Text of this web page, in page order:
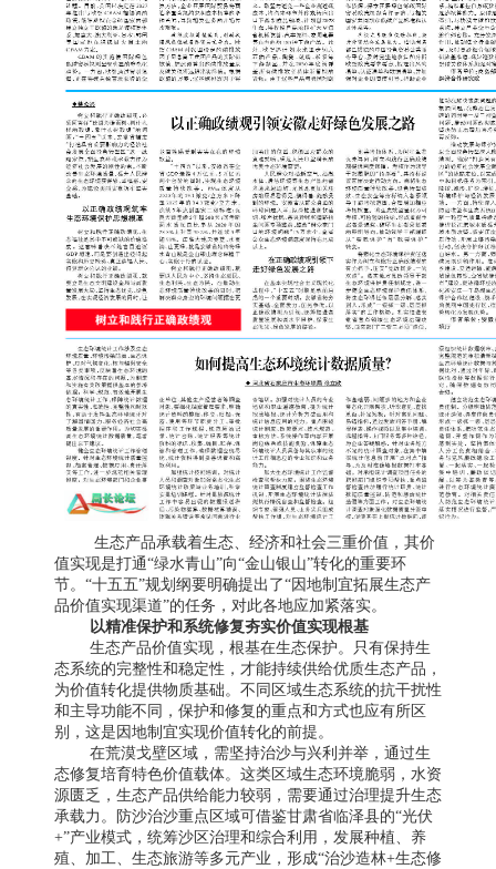
生态产品承载着生态、经济和社会三重价值，其价
值实现是打通“绿水青山”向“金山银山”转化的重要环
节。“十五五”规划纲要明确提出了“因地制宜拓展生态产
品价值实现渠道”的任务，对此各地应加紧落实。
以精准保护和系统修复夯实价值实现根基
生态产品价值实现，根基在生态保护。只有保持生
态系统的完整性和稳定性，才能持续供给优质生态产品，
为价值转化提供物质基础。不同区域生态系统的抗干扰性
和主导功能不同，保护和修复的重点和方式也应有所区
别，这是因地制宜实现价值转化的前提。
在荒漠戈壁区域，需坚持治沙与兴利并举，通过生
态修复培育特色价值载体。这类区域生态环境脆弱，水资
源匮乏，生态产品供给能力较弱，需要通过治理提升生态
承载力。防沙治沙重点区域可借鉴甘肃省临泽县的“光伏
+”产业模式，统筹沙区治理和综合利用，发展种植、养
殖、加工、生态旅游等多元产业，形成“治沙造林+生态修